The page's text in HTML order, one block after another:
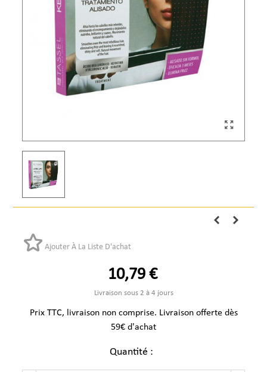
Ajouter À La Liste D'achat
10,79 €
Livraison sous 2 à 4 jours
Prix TTC, livraison non comprise. Livraison offerte dès
59€ d'achat
Quantité :